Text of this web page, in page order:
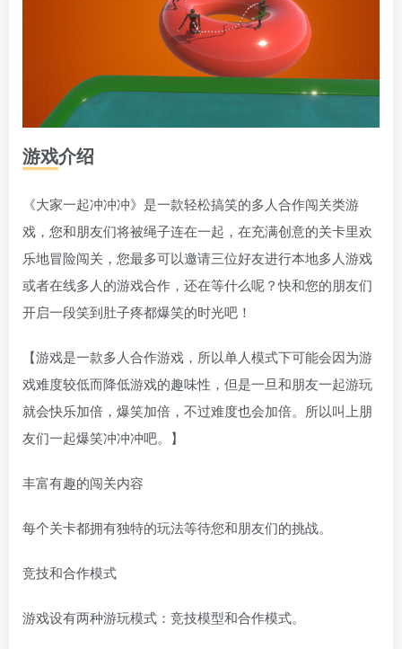
游戏介绍
《大家一起冲冲冲》是一款轻松搞笑的多人合作闯关类游
戏，您和朋友们将被绳子连在一起，在充满创意的关卡里欢
乐地冒险闯关，您最多可以邀请三位好友进行本地多人游戏
或者在线多人的游戏合作，还在等什么呢？快和您的朋友们
开启一段笑到肚子疼都爆笑的时光吧！
【游戏是一款多人合作游戏，所以单人模式下可能会因为游
戏难度较低而降低游戏的趣味性，但是一旦和朋友一起游玩
就会快乐加倍，爆笑加倍，不过难度也会加倍。所以叫上朋
友们一起爆笑冲冲冲吧。】
丰富有趣的闯关内容
每个关卡都拥有独特的玩法等待您和朋友们的挑战。
竞技和合作模式
游戏设有两种游玩模式：竞技模型和合作模式。